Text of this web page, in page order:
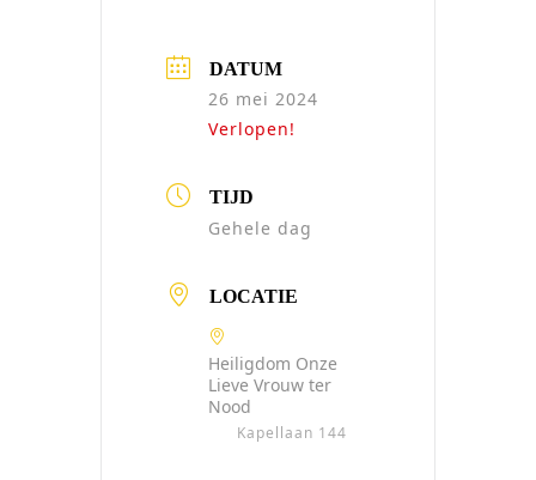
DATUM
26 mei 2024
Verlopen!
TIJD
Gehele dag
LOCATIE
Heiligdom Onze
Lieve Vrouw ter
Nood
Kapellaan 144